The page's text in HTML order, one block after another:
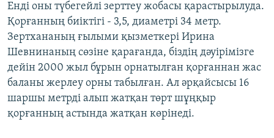
Енді оны түбегейлі зерттеу жобасы қарастырылуда.
Қорғанның биіктігі - 3,5, диаметрі 34 метр.
Зертхананың ғылыми қызметкері Ирина
Шевнинаның сөзіне қарағанда, біздің дәуірімізге
дейін 2000 жыл бұрын орнатылған қорғаннан жас
баланы жерлеу орны табылған. Ал әрқайсысы 16
шаршы метрді алып жатқан төрт шұңқыр
қорғанның астында жатқан көрінеді.